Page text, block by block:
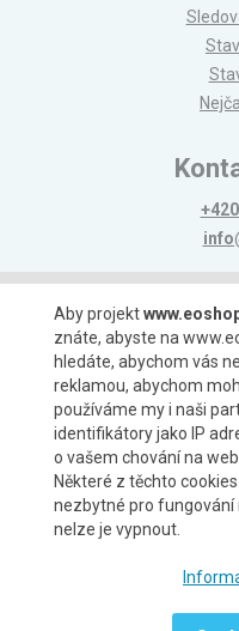
Aby projekt
znáte, abyste na
hledáte, abychom vás
reklamou, abychom
používáme my i naši
identifikátory jako IP
o vašem chování na
Některé z těchto
nezbytné pro fungování
nelze je vypnout.